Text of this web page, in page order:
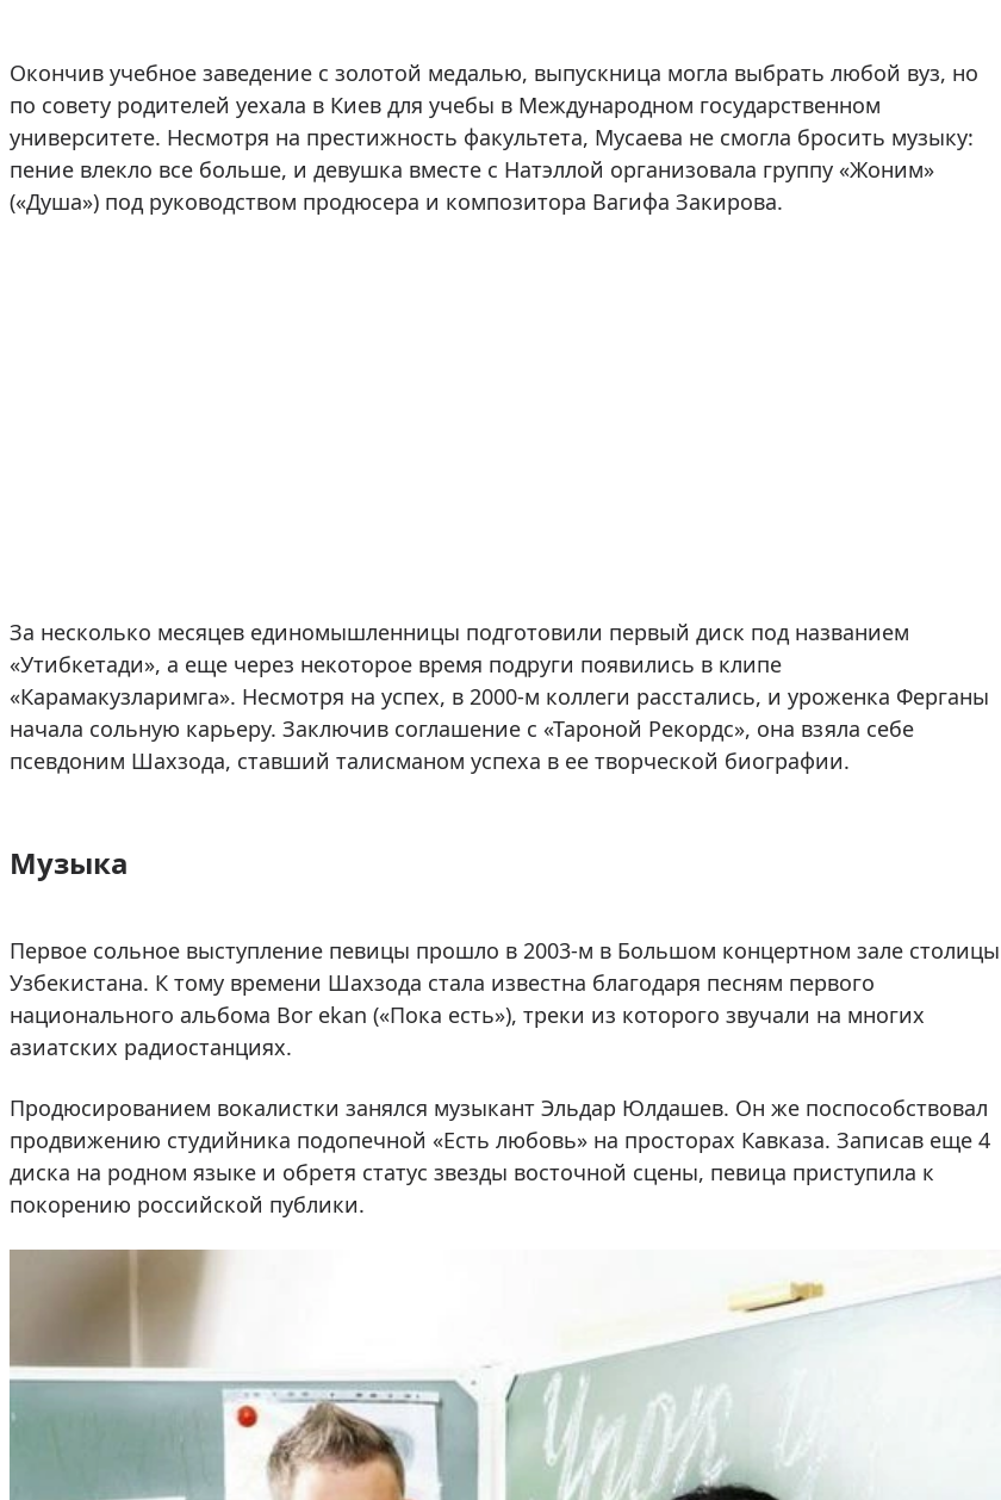
Окончив учебное заведение с золотой медалью, выпускница могла выбрать любой вуз, но
по совету родителей уехала в Киев для учебы в Международном государственном
университете. Несмотря на престижность факультета, Мусаева не смогла бросить музыку:
пение влекло все больше, и девушка вместе с Натэллой организовала группу «Жоним»
(«Душа») под руководством продюсера и композитора Вагифа Закирова.
За несколько месяцев единомышленницы подготовили первый диск под названием
«Утибкетади», а еще через некоторое время подруги появились в клипе
«Карамакузларимга». Несмотря на успех, в 2000-м коллеги расстались, и уроженка Ферганы
начала сольную карьеру. Заключив соглашение с «Тароной Рекордс», она взяла себе
псевдоним Шахзода, ставший талисманом успеха в ее творческой биографии.
Музыка
Первое сольное выступление певицы прошло в 2003-м в Большом концертном зале столицы
Узбекистана. К тому времени Шахзода стала известна благодаря песням первого
национального альбома Bor ekan («Пока есть»), треки из которого звучали на многих
азиатских радиостанциях.
Продюсированием вокалистки занялся музыкант Эльдар Юлдашев. Он же поспособствовал
продвижению студийника подопечной «Есть любовь» на просторах Кавказа. Записав еще 4
диска на родном языке и обретя статус звезды восточной сцены, певица приступила к
покорению российской публики.